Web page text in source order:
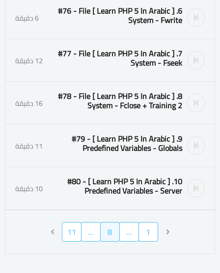
6. [ Learn PHP 5 In Arabic ] #76 - File
System - Fwrite 6 دقيقة
7. [ Learn PHP 5 In Arabic ] #77 - File
System - Fseek 12 دقيقة
8. [ Learn PHP 5 In Arabic ] #78 - File
System - Fclose + Training 2 16 دقيقة
9. [ Learn PHP 5 In Arabic ] #79 -
Predefined Variables - Globals 11 دقيقة
10. [ Learn PHP 5 In Arabic ] #80 -
Predefined Variables - Server 10 دقيقة
1
…
8
…
11